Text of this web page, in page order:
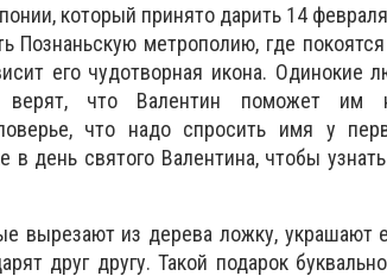
который принято дарить 14 февраля
Познаньскую метрополию, где
его чудотворная икона. Одинокие
верят, что Валентин поможет им
что надо спросить имя у
день святого Валентина, чтобы
вырезают из дерева ложку, украшают
друг другу. Такой подарок